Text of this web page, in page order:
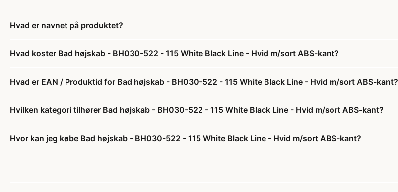
Hvad er navnet på produktet?
Hvad koster Bad højskab - BH030-522 - 115 White Black Line - Hvid m/sort ABS-kant?
Hvad er EAN / Produktid for Bad højskab - BH030-522 - 115 White Black Line - Hvid m/sort ABS-kant?
Hvilken kategori tilhører Bad højskab - BH030-522 - 115 White Black Line - Hvid m/sort ABS-kant?
Hvor kan jeg købe Bad højskab - BH030-522 - 115 White Black Line - Hvid m/sort ABS-kant?